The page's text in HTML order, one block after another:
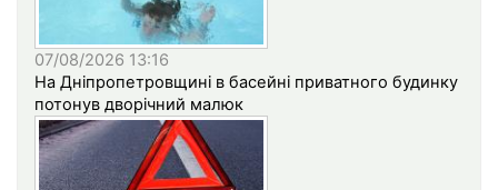
07/08/2026 13:16
На Дніпропетровщині в басейні приватного будинку
потонув дворічний малюк